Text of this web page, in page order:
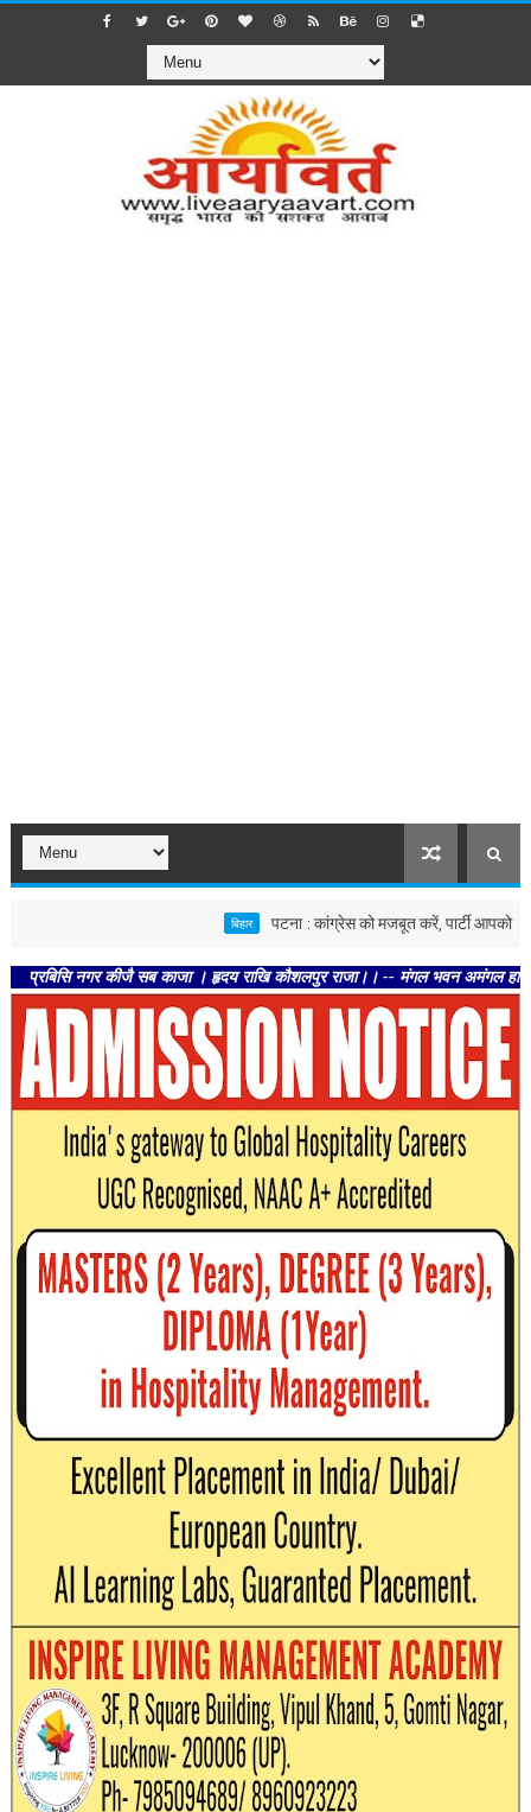
पटना : कांग्रेस को मजबूत करें, पार्टी आपको मजबूत
नगर कीजै सब काजा । हृदय राखि कौशलपुर राजा।। -- मंगल भवन अमंगल हारी। द्रवहु